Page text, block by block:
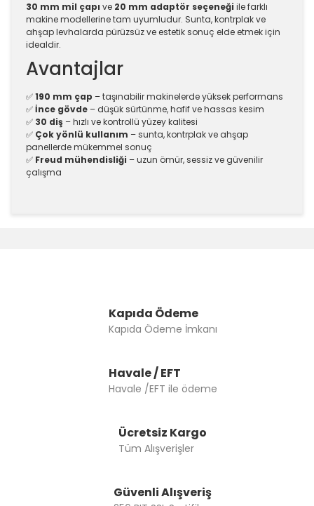
30 mm mil çapı ve 20 mm adaptör seçeneği ile farklı
makine modellerine tam uyumludur. Sunta, kontrplak ve
ahşap levhalarda pürüzsüz ve estetik sonuç elde etmek için
idealdir.
Avantajlar
✅190 mm çap – taşınabilir makinelerde yüksek performans
✅İnce gövde – düşük sürtünme, hafif ve hassas kesim
✅ 30 diş – hızlı ve kontrollü yüzey kalitesi
✅ Çok yönlü kullanım – sunta, kontrplak ve ahşap
panellerde mükemmel sonuç
✅ Freud mühendisliği – uzun ömür, sessiz ve güvenilir
çalışma
Ürün açıklamasında eksik bilgiler bulunuyor.
Ürün bilgilerinde hatalar bulunuyor.
Bu ürüne benzer farklı alternatifler olmalı.
Kapıda Ödeme
Kapıda Ödeme İmkanı
Havale / EFT
Havale /EFT ile ödeme
Ücretsiz Kargo
Tüm Alışverişler
Güvenli Alışveriş